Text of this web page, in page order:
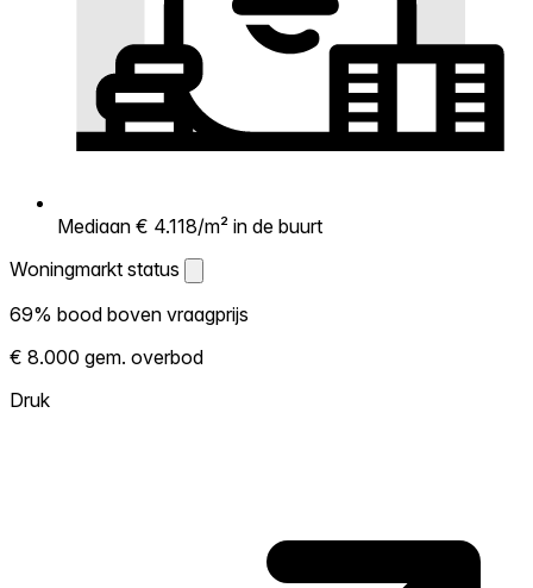
Mediaan € 4.118/m² in de buurt
Woningmarkt status
Woningmarkt status
Laat zien hoe competitief de markt hier is.
Hoe meer woningen boven vraagprijs
verkopen, hoe heter. Heet? Verwacht
69% bood boven vraagprijs
€ 8.000 gem. overbod
Druk